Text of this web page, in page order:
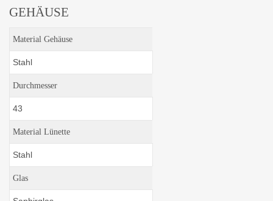
GEHÄUSE
Material Gehäuse
Stahl
Durchmesser
43
Material Lünette
Stahl
Glas